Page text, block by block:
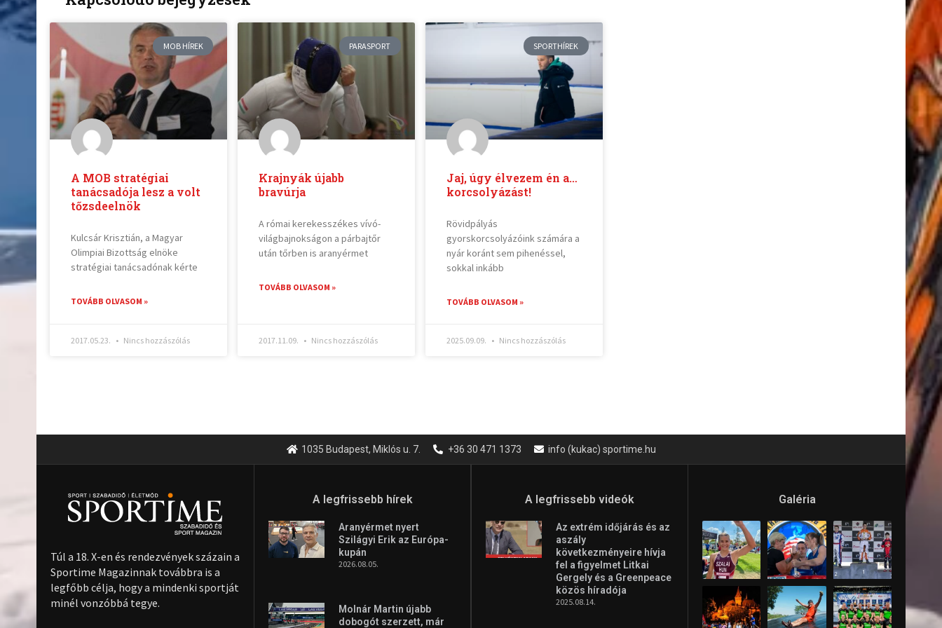
MOB HÍREK
A MOB stratégiai
tanácsadója lesz a volt
tőzsdeelnök
Kulcsár Krisztián, a Magyar
Olimpiai Bizottság elnöke
stratégiai tanácsadónak kérte
TOVÁBB OLVASOM »
2017.05.23. Nincs hozzászólás
PARASPORT
Krajnyák újabb
bravúrja
A római kerekesszékes vívó-
világbajnokságon a párbajtőr
után tőrben is aranyérmet
TOVÁBB OLVASOM »
2017.11.09. Nincs hozzászólás
SPORTHÍREK
Jaj, úgy élvezem én a…
korcsolyázást!
Rövidpályás
gyorskorcsolyázóink számára a
nyár koránt sem pihenéssel,
sokkal inkább
TOVÁBB OLVASOM »
2025.09.09. Nincs hozzászólás
1035 Budapest, Miklós u. 7. +36 30 471 1373 info (kukac) sportime.hu
Túl a 18. X-en és rendezvények százain a
Sportime Magazinnak továbbra is a
legfőbb célja, hogy a mindenki sportját
minél vonzóbbá tegye.
A legfrissebb hírek
Aranyérmet nyert
Szilágyi Erik az Európa-
kupán
2026.08.05.
Molnár Martin újabb
dobogót szerzett, már
A legfrissebb videók
Az extrém időjárás és az
aszály
következményeire hívja
fel a figyelmet Litkai
Gergely és a Greenpeace
közös híradója
2025.08.14.
Galéria